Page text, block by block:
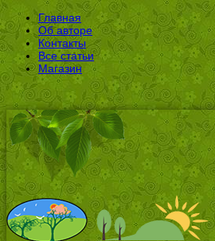
Главная
Об авторе
Контакты
Все статьи
Магазин